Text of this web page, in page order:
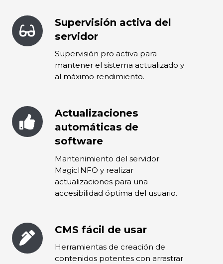
Supervisión activa del
servidor
Supervisión pro activa para
mantener el sistema actualizado y
al máximo rendimiento.
Supervisión
activa
del
Actualizaciones
automáticas de
software
Mantenimiento del servidor
MagicINFO y realizar
actualizaciones para una
accesibilidad óptima del usuario.
Actualizaciones
automáticas
de
CMS fácil de usar
Herramientas de creación de
contenidos potentes con arrastrar
CMS
fácil
de